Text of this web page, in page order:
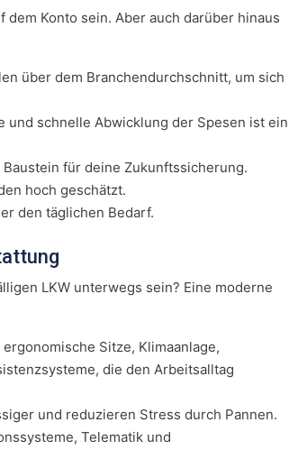
Konto sein. Aber auch darüber hinaus
über dem Branchendurchschnitt, um sich
und schnelle Abwicklung der Spesen ist ein
für deine Zukunftssicherung.
hoch geschätzt.
den täglichen Bedarf.
LKW unterwegs sein? Eine moderne
Sitze, Klimaanlage,
die den Arbeitsalltag
und reduzieren Stress durch Pannen.
Telematik und